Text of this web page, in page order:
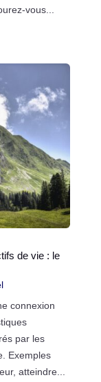
vous...
de vie : le
connexion
par les
Exemples
atteindre...